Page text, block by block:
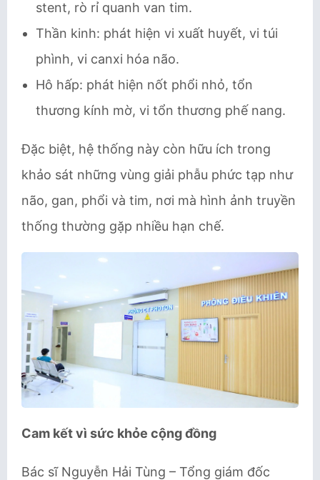
stent, rò rỉ quanh van tim.
Thần kinh: phát hiện vi xuất huyết, vi túi
phình, vi canxi hóa não.
Hô hấp: phát hiện nốt phổi nhỏ, tổn
thương kính mờ, vi tổn thương phế nang.
Đặc biệt, hệ thống này còn hữu ích trong
khảo sát những vùng giải phẫu phức tạp như
não, gan, phổi và tim, nơi mà hình ảnh truyền
thống thường gặp nhiều hạn chế.
Cam kết vì sức khỏe cộng đồng
Bác sĩ Nguyễn Hải Tùng – Tổng giám đốc